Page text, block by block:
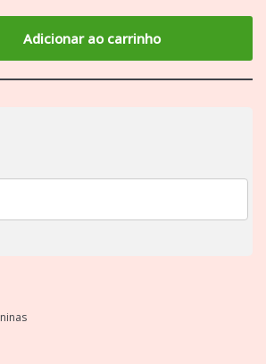
Adicionar ao carrinho